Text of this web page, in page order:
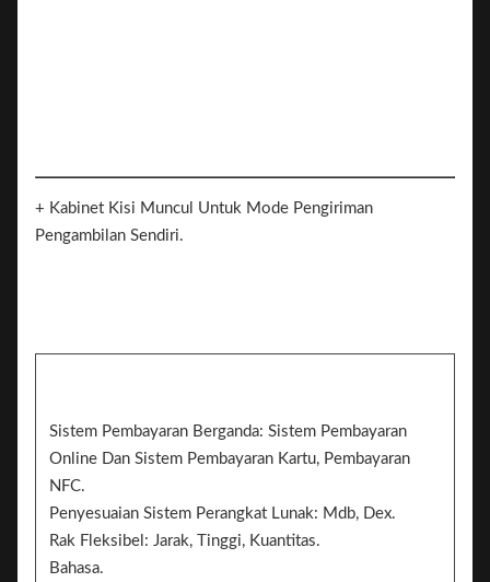
+ Kabinet Kisi Muncul Untuk Mode Pengiriman
Pengambilan Sendiri.
Sistem Pembayaran Berganda: Sistem Pembayaran
Online Dan Sistem Pembayaran Kartu, Pembayaran
NFC.
Penyesuaian Sistem Perangkat Lunak: Mdb, Dex.
Rak Fleksibel: Jarak, Tinggi, Kuantitas.
Bahasa.